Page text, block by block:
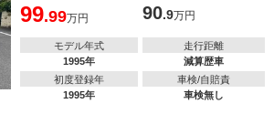
99.99万円 90.9万円
モデル年式
1995年
走行距離
減算歴車
初度登録年
1995年
車検/自賠責
車検無し